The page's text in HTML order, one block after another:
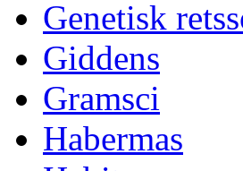
Genetisk
Giddens
Gramsci
Habermas